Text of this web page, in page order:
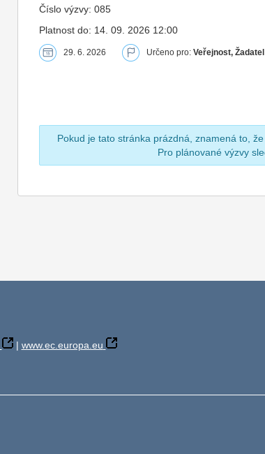
Číslo výzvy: 085
Platnost do: 14. 09. 2026 12:00
29. 6. 2026 Určeno pro:Veřejnost, Žadatel
Pokud je tato stránka prázdná, znamená to,
Pro plánované výzvy
| www.ec.europa.eu